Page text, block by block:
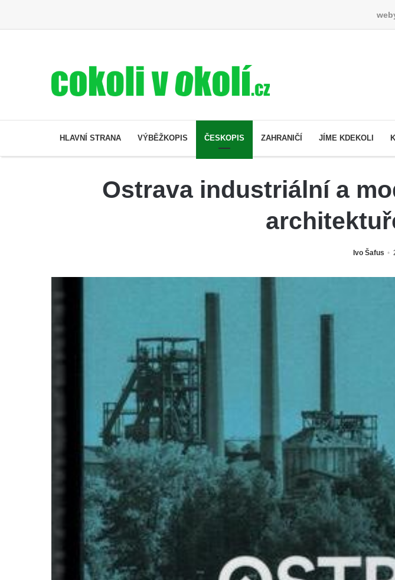
HLAVNÍ STRANA VÝBĚŽKOPIS ČESKOPIS ZAHRANIČÍ JÍME KDEKOLI
Ostrava industriální a
Ivo Šafus